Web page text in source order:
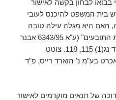
בבואו לבחון בקשה לאישור
בית המשפט להיכנס לעובי
האם היא מגלה עילה טובה
והאם יש סיכוי להכרעה לטובת התובעים" (ע"א 6343/95 אבנר
נפט וגז בע"מ נ' טוביה אבן, פ"ד נג(1) 115, 118. צוטט
רע"א 2616/03 ישראכרט בע"מ נ' הוארד רייס, פ"ד
של תנאים מוקדמים לאישור